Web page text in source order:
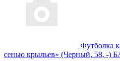
Футболка
сенью крыльев» (Черный, 58, -)